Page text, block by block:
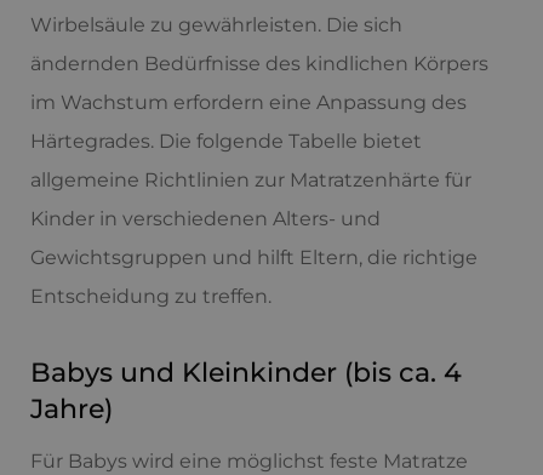
Wirbelsäule zu gewährleisten. Die sich
ändernden Bedürfnisse des kindlichen Körpers
im Wachstum erfordern eine Anpassung des
Härtegrades. Die folgende Tabelle bietet
allgemeine Richtlinien zur Matratzenhärte für
Kinder in verschiedenen Alters- und
Gewichtsgruppen und hilft Eltern, die richtige
Entscheidung zu treffen.
Babys und Kleinkinder (bis ca. 4
Jahre)
Für Babys wird eine möglichst feste Matratze